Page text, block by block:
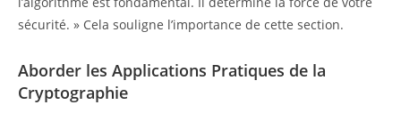
sécurité. » Cela souligne l’importance de cette section.
Aborder les Applications Pratiques de la
Cryptographie